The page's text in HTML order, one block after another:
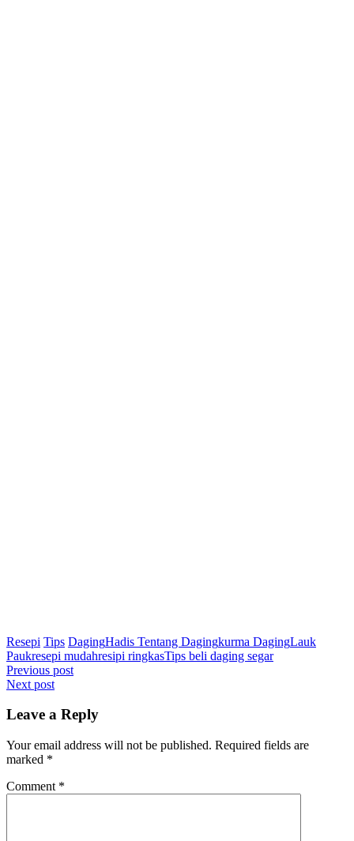
Resepi Tips DagingHadis Tentang Dagingkurma DagingLauk
Paukresepi mudahresipi ringkasTips beli daging segar
Post
navigation
Previous post
Next post
Leave a Reply
Your email address will not be published. Required fields are
marked *
Comment *